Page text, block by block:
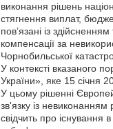
виконання рішень
стягнення виплат,
пов’язані із
компенсації за
Чорнобильської
У контексті вказаного
України», яке 15 січня
У цьому рішенні
зв'язку із невиконанням
свідчить про існування